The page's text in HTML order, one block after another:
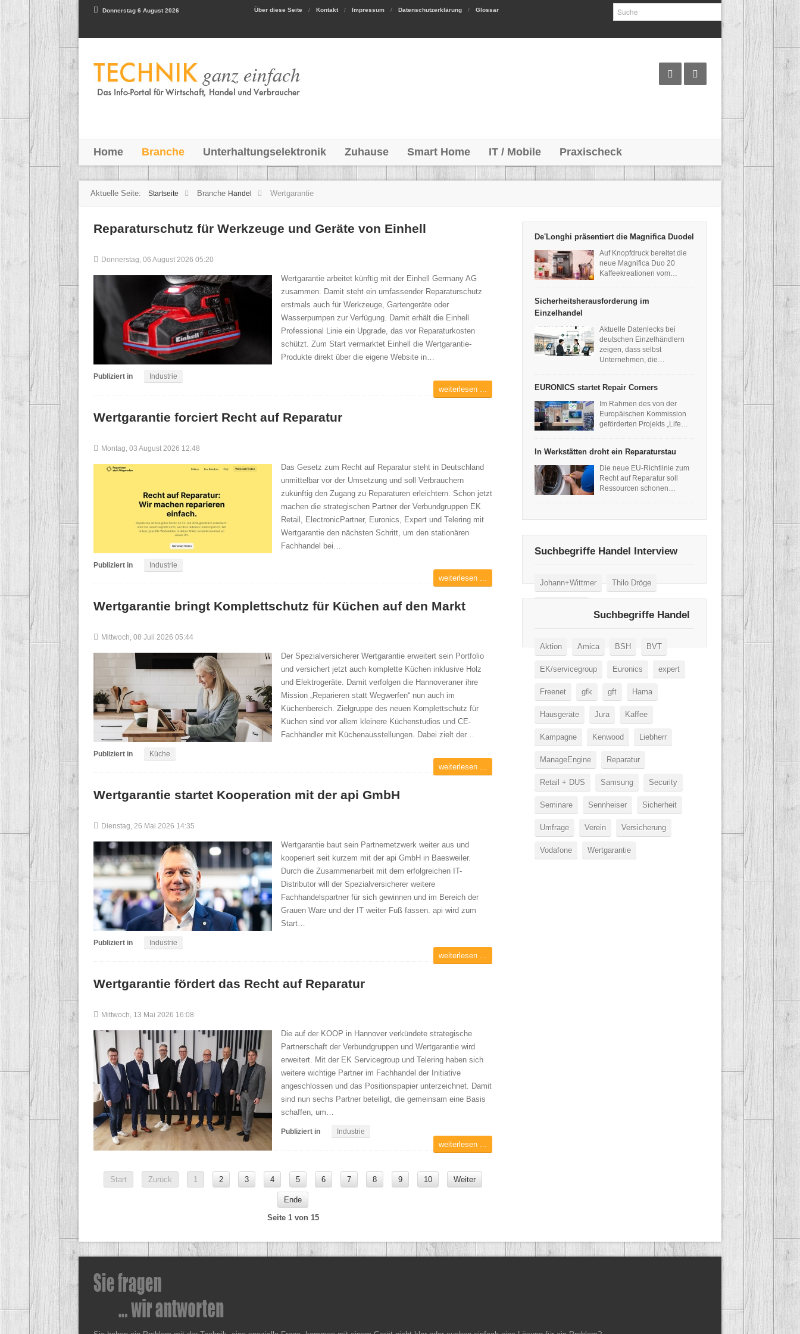
Donnerstag 6 August 2026 Über diese Seite Kontakt Impressum Datenschutzerklärung Glossar
Home Branche Unterhaltungselektronik Zuhause Smart Home IT / Mobile Praxischeck
Aktuelle Seite: Startseite Branche Handel Wertgarantie
Reparaturschutz für Werkzeuge und Geräte von Einhell
Donnerstag, 06 August 2026 05:20
Wertgarantie arbeitet künftig mit der Einhell Germany AG
zusammen. Damit steht ein umfassender Reparaturschutz
erstmals auch für Werkzeuge, Gartengeräte oder
Wasserpumpen zur Verfügung. Damit erhält die Einhell
Professional Linie ein Upgrade, das vor Reparaturkosten
schützt. Zum Start vermarktet Einhell die Wertgarantie-
Produkte direkt über die eigene Website in…
Publiziert in Industrie
weiterlesen ...
Wertgarantie forciert Recht auf Reparatur
Montag, 03 August 2026 12:48
Das Gesetz zum Recht auf Reparatur steht in Deutschland
unmittelbar vor der Umsetzung und soll Verbrauchern
zukünftig den Zugang zu Reparaturen erleichtern. Schon jetzt
machen die strategischen Partner der Verbundgruppen EK
Retail, ElectronicPartner, Euronics, Expert und Telering mit
Wertgarantie den nächsten Schritt, um den stationären
Fachhandel bei…
Publiziert in Industrie
weiterlesen ...
Wertgarantie bringt Komplettschutz für Küchen auf den Markt
Mittwoch, 08 Juli 2026 05:44
Der Spezialversicherer Wertgarantie erweitert sein Portfolio
und versichert jetzt auch komplette Küchen inklusive Holz
und Elektrogeräte. Damit verfolgen die Hannoveraner ihre
Mission „Reparieren statt Wegwerfen“ nun auch im
Küchenbereich. Zielgruppe des neuen Komplettschutz für
Küchen sind vor allem kleinere Küchenstudios und CE-
Fachhändler mit Küchenausstellungen. Dabei zielt der…
Publiziert in Küche
weiterlesen ...
Wertgarantie startet Kooperation mit der api GmbH
Dienstag, 26 Mai 2026 14:35
Wertgarantie baut sein Partnernetzwerk weiter aus und
kooperiert seit kurzem mit der api GmbH in Baesweiler.
Durch die Zusammenarbeit mit dem erfolgreichen IT-
Distributor will der Spezialversicherer weitere
Fachhandelspartner für sich gewinnen und im Bereich der
Grauen Ware und der IT weiter Fuß fassen. api wird zum
Start…
Publiziert in Industrie
weiterlesen ...
Wertgarantie fördert das Recht auf Reparatur
Mittwoch, 13 Mai 2026 16:08
Die auf der KOOP in Hannover verkündete strategische
Partnerschaft der Verbundgruppen und Wertgarantie wird
erweitert. Mit der EK Servicegroup und Telering haben sich
weitere wichtige Partner im Fachhandel der Initiative
angeschlossen und das Positionspapier unterzeichnet. Damit
sind nun sechs Partner beteiligt, die gemeinsam eine Basis
schaffen, um…
Publiziert in Industrie
weiterlesen ...
Start Zurück 1 2 3 4 5 6 7 8 9 10 Weiter
Ende
Seite 1 von 15
De'Longhi präsentiert die Magnifica Duodel
Auf Knopfdruck bereitet die
neue Magnifica Duo 20
Kaffeekreationen vom…
Sicherheitsherausforderung im
Einzelhandel
Aktuelle Datenlecks bei
deutschen Einzelhändlern
zeigen, dass selbst
Unternehmen, die…
EURONICS startet Repair Corners
Im Rahmen des von der
Europäischen Kommission
geförderten Projekts „Life…
In Werkstätten droht ein Reparaturstau
Die neue EU-Richtlinie zum
Recht auf Reparatur soll
Ressourcen schonen…
Suchbegriffe Handel Interview
Johann+Wittmer Thilo Dröge
Suchbegriffe Handel
Aktion Amica BSH BVT
EK/servicegroup Euronics expert
Freenet gfk gft Hama
Hausgeräte Jura Kaffee
Kampagne Kenwood Liebherr
ManageEngine Reparatur
Retail + DUS Samsung Security
Seminare Sennheiser Sicherheit
Umfrage Verein Versicherung
Vodafone Wertgarantie